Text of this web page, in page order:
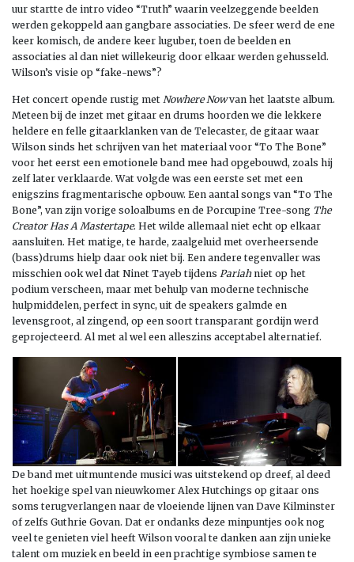
uur startte de intro video “Truth” waarin veelzeggende beelden
werden gekoppeld aan gangbare associaties. De sfeer werd de ene
keer komisch, de andere keer luguber, toen de beelden en
associaties al dan niet willekeurig door elkaar werden gehusseld.
Wilson’s visie op “fake-news”?
Het concert opende rustig met Nowhere Nowvan het laatste album.
Meteen bij de inzet met gitaar en drums hoorden we die lekkere
heldere en felle gitaarklanken van de Telecaster, de gitaar waar
Wilson sinds het schrijven van het materiaal voor “To The Bone”
voor het eerst een emotionele band mee had opgebouwd, zoals hij
zelf later verklaarde. Wat volgde was een eerste set met een
enigszins fragmentarische opbouw. Een aantal songs van “To The
Bone”, van zijn vorige soloalbums en de Porcupine Tree-song The
Creator Has A Mastertape. Het wilde allemaal niet echt op elkaar
aansluiten. Het matige, te harde, zaalgeluid met overheersende
(bass)drums hielp daar ook niet bij. Een andere tegenvaller was
misschien ook wel dat Ninet Tayeb tijdens Pariahniet op het
podium verscheen, maar met behulp van moderne technische
hulpmiddelen, perfect in sync, uit de speakers galmde en
levensgroot, al zingend, op een soort transparant gordijn werd
geprojecteerd. Al met al wel een alleszins acceptabel alternatief.
De band met uitmuntende musici was uitstekend op dreef, al deed
het hoekige spel van nieuwkomer Alex Hutchings op gitaar ons
soms terugverlangen naar de vloeiende lijnen van Dave Kilminster
of zelfs Guthrie Govan. Dat er ondanks deze minpuntjes ook nog
veel te genieten viel heeft Wilson vooral te danken aan zijn unieke
talent om muziek en beeld in een prachtige symbiose samen te